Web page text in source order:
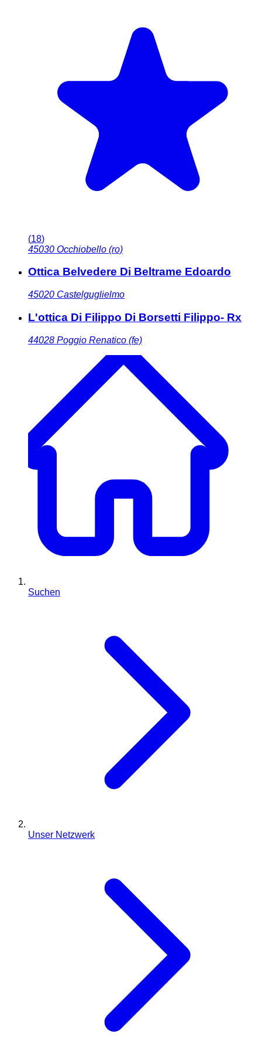
(18)
45030 Occhiobello (ro)
Ottica Belvedere Di Beltrame Edoardo
45020 Castelguglielmo
L'ottica Di Filippo Di Borsetti Filippo- Rx
44028 Poggio Renatico (fe)
Suchen
Unser Netzwerk